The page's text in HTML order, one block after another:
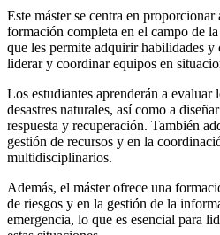
Este máster se centra en proporcionar
formación completa en el campo de
que les permite adquirir habilidades y
liderar y coordinar equipos en
Los estudiantes aprenderán a evaluar
desastres naturales, así como a
respuesta y recuperación. También
gestión de recursos y en la
multidisciplinarios.
Además, el máster ofrece una
de riesgos y en la gestión de la
emergencia, lo que es esencial para